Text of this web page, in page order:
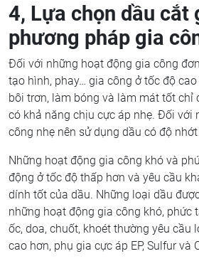
4, Lựa chọn dầu cắt
phương pháp gia
Đối với những hoạt động gia công
tạo hình, phay… gia công ở tốc độ
bôi trơn, làm bóng và làm mát tốt chỉ
có khả năng chịu cực áp nhẹ. Đối với
công nhẹ nên sử dụng dầu có độ
Những hoạt động gia công khó và
động ở tốc độ thấp hơn và yêu cầu
dính tốt của dầu. Những loại dầu
những hoạt động gia công khó, phức
ốc, doa, chuốt, khoét thường yêu cầu
cao hơn, phụ gia cực áp EP, Sulfur và